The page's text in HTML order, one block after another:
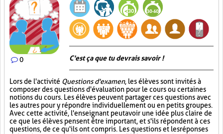
0 C'est ça que tu devrais savoir !
Lors de l'activité Questions d'examen, les élèves sont invités à
composer des questions d'évaluation pour le cours ou certaines
notions du cours. Les élèves peuvent partager ces questions avec
les autres pour y répondre individuellement ou en petits groupes.
Avec cette activité, l'enseignant peut avoir une idée plus claire de
ce que les élèves pensent être important, et s'ils répondent à ces
questions, de ce qu'ils ont compris. Les questions et les réponses